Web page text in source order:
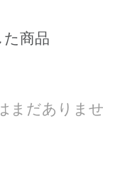
商品
まだありませ